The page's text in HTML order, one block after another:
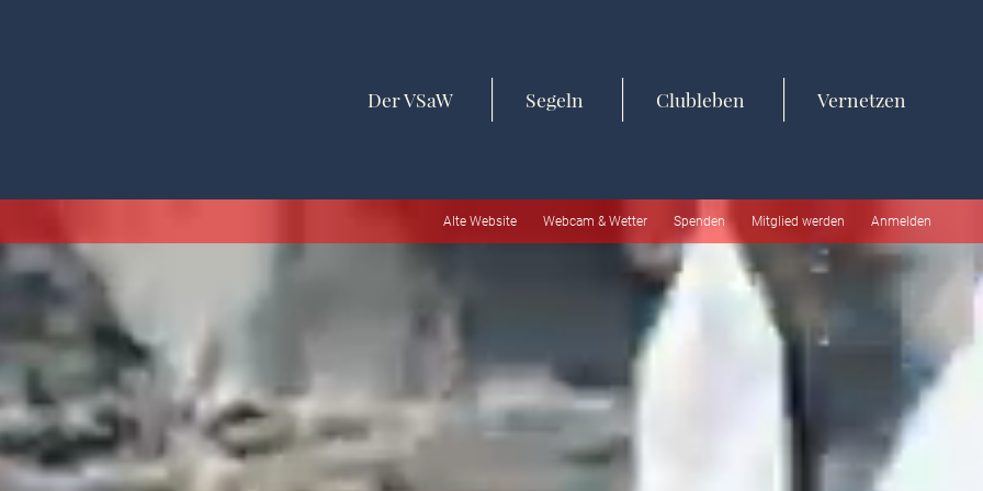
Der VSaW Segeln Clubleben Vernetzen
Alte Website Webcam & Wetter Spenden Mitglied werden Anmelden